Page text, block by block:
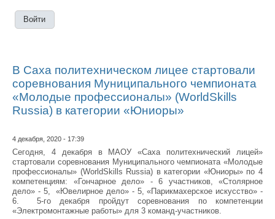
В Саха политехническом лицее стартовали
соревнования Муниципального чемпионата
«Молодые профессионалы» (WorldSkills
Russia) в категории «Юниоры»
4 декабря, 2020 - 17:39
Сегодня, 4 декабря в МАОУ «Саха политехнический лицей»
стартовали соревнования Муниципального чемпионата «Молодые
профессионалы» (WorldSkills Russia) в категории «Юниоры» по 4
компетенциям: «Гончарное дело» - 6 участников, «Столярное
дело» - 5, «Ювелирное дело» - 5, «Парикмахерское искусство» -
6. 5-го декабря пройдут соревнования по компетенции
«Электромонтажные работы» для 3 команд-участников.